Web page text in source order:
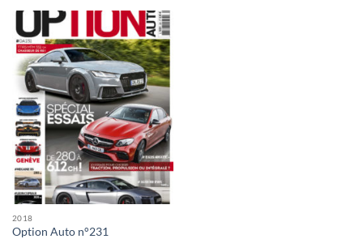
2018
Option Auto n°231